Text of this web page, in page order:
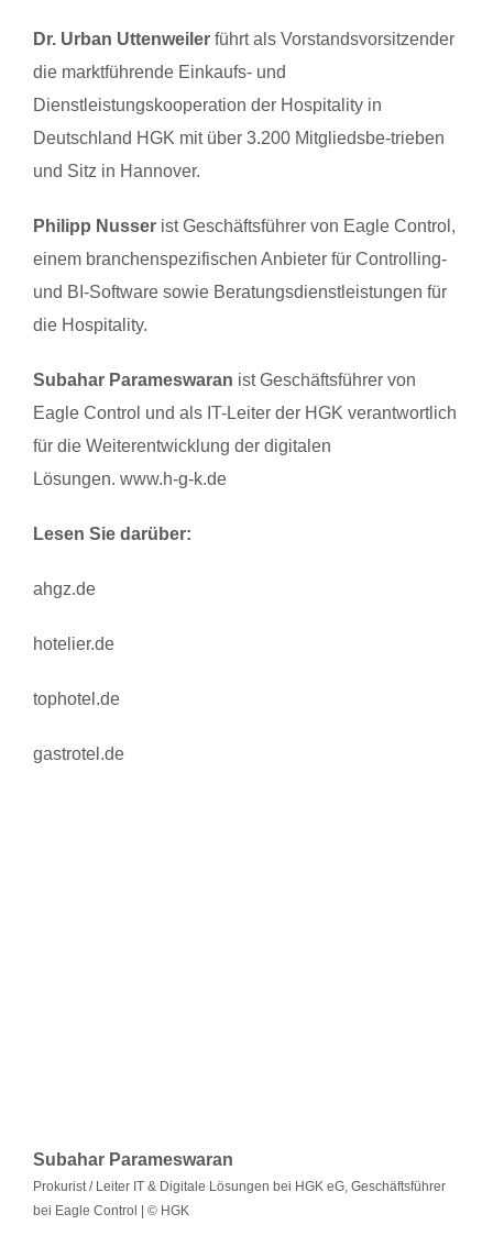
Dr. Urban Uttenweilerführt als Vorstandsvorsitzender
die marktführende Einkaufs- und
Dienstleistungskooperation derHospitality in
Deutschland HGK mit über 3.200 Mitgliedsbe-trieben
und Sitz in Hannover.
Philipp Nusserist Geschäftsführer von Eagle Control,
einem branchenspezifischen Anbieter für Controlling-
und BI-Software sowie Beratungsdienstleistungen für
die Hospitality.
Subahar Parameswaran ist Geschäftsführer von
Eagle Control und als IT-Leiter derHGK verantwortlich
für die Weiterentwicklung derdigitalen
Lösungen. www.h-g-k.de
Lesen Sie darüber:
ahgz.de
hotelier.de
tophotel.de
gastrotel.de
Subahar Parameswaran
Prokurist / Leiter IT & Digitale Lösungen bei HGK eG, Geschäftsführer
bei Eagle Control | © HGK